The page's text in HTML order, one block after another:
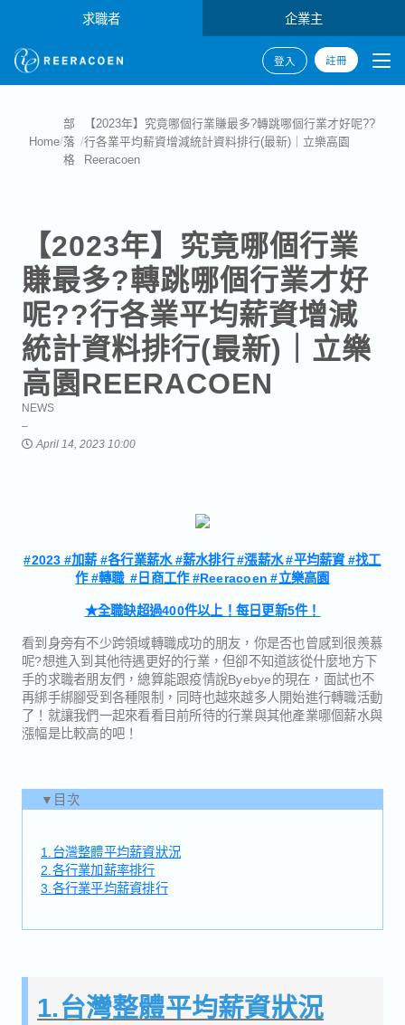
求職者 企業主
登入 註冊
Home/
部
落
格
/
【2023年】究竟哪個行業賺最多?轉跳哪個行業才好呢??
行各業平均薪資增減統計資料排行(最新)｜立樂高園
Reeracoen
【2023年】究竟哪個行業
賺最多?轉跳哪個行業才好
呢??行各業平均薪資增減
統計資料排行(最新)｜立樂
高園REERACOEN
NEWS
April 14, 2023 10:00
#2023 #加薪 #各行業薪水 #薪水排行 #漲薪水 #平均薪資 #找工
作 #轉職 #日商工作 #Reeracoen #立樂高園
★全職缺超過400件以上！每日更新5件！
看到身旁有不少跨領域轉職成功的朋友，你是否也曾感到很羨慕
呢?想進入到其他待遇更好的行業，但卻不知道該從什麼地方下
手的求職者朋友們，總算能跟疫情說Byebye的現在，面試也不
再綁手綁腳受到各種限制，同時也越來越多人開始進行轉職活動
了！就讓我們一起來看看目前所待的行業與其他產業哪個薪水與
漲幅是比較高的吧！
▼目次
1.台灣整體平均薪資狀況
2.各行業加薪率排行
3.各行業平均薪資排行
1.台灣整體平均薪資狀況